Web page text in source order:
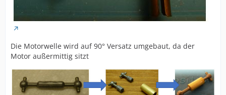
Die Motorwelle wird auf 90° Versatz umgebaut, da der
Motor außermittig sitzt